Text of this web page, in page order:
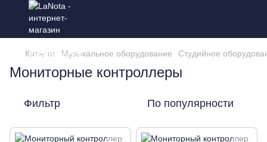
Каталог Музыкальное оборудование Студийное
Мониторные контроллеры
Фильтр По популярности